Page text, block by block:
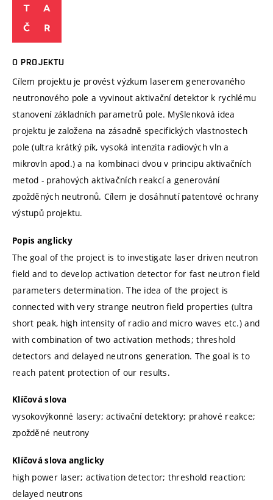
O PROJEKTU
Cílem projektu je provést výzkum laserem generovaného
neutronového pole a vyvinout aktivační detektor k rychlému
stanovení základních parametrů pole. Myšlenková idea
projektu je založena na zásadně specifických vlastnostech
pole (ultra krátký pík, vysoká intenzita radiových vln a
mikrovln apod.) a na kombinaci dvou v principu aktivačních
metod - prahových aktivačních reakcí a generování
zpožděných neutronů. Cílem je dosáhnutí patentové ochrany
výstupů projektu.
Popis anglicky
The goal of the project is to investigate laser driven neutron
field and to develop activation detector for fast neutron field
parameters determination. The idea of the project is
connected with very strange neutron field properties (ultra
short peak, high intensity of radio and micro waves etc.) and
with combination of two activation methods; threshold
detectors and delayed neutrons generation. The goal is to
reach patent protection of our results.
Klíčová slova
vysokovýkonné lasery; activační detektory; prahové reakce;
zpožděné neutrony
Klíčová slova anglicky
high power laser; activation detector; threshold reaction;
delayed neutrons